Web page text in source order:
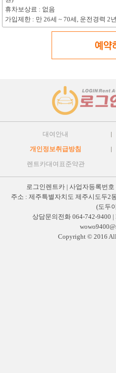
휴차보상료 : 없음
가입제한 : 만 26세 ~ 70세, 운전경력 2
대여안내
개인정보취급방침
렌트카대여표준약관
로그인렌트카 | 사업자등록번
주소 : 제주특별자치도 제주시도두
(도두
상담문의전화 064-742-9400 |
Copyright © 2016